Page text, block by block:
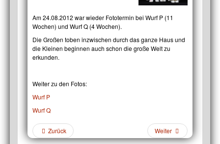
Am 24.08.2012 war wieder Fototermin bei Wurf P (11
Wochen) und Wurf Q (4 Wochen).
Die Großen toben inzwischen durch das ganze Haus und
die Kleinen beginnen auch schon die große Welt zu
erkunden.
Weiter zu den Fotos:
Wurf P
Wurf Q
Zurück Weiter